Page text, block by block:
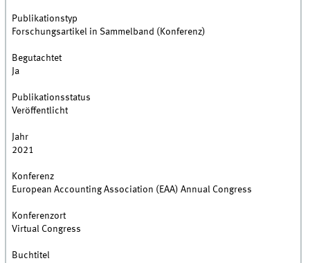
Publikationstyp
Forschungsartikel in Sammelband (Konferenz)
Begutachtet
Ja
Publikationsstatus
Veröffentlicht
Jahr
2021
Konferenz
European Accounting Association (EAA) Annual Congress
Konferenzort
Virtual Congress
Buchtitel